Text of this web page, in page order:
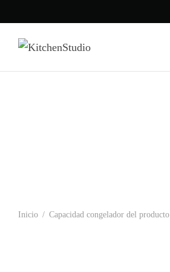
Inicio / Capacidad congelador del producto